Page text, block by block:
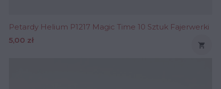
Petardy Helium P1217 Magic Time 10 Sztuk Fajerwerki
Cena
5,00 zł
